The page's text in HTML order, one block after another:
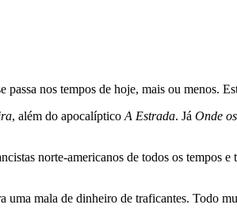
nos tempos de hoje, mais ou menos.
, além do apocalíptico A Estrada. Já Onde
norte-americanos de todos os tempos e
mala de dinheiro de traficantes. Todo